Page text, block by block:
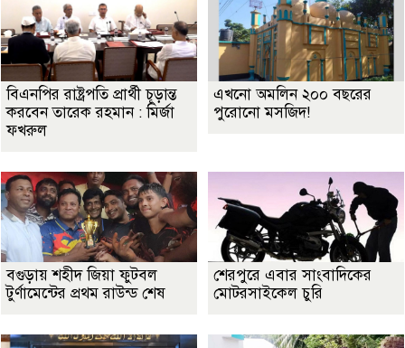
বিএনপির রাষ্ট্রপতি প্রার্থী চূড়ান্ত
করবেন তারেক রহমান : মির্জা
ফখরুল
এখনো অমলিন ২০০ বছরের
পুরোনো মসজিদ!
বগুড়ায় শহীদ জিয়া ফুটবল
টুর্ণামেন্টের প্রথম রাউন্ড শেষ
শেরপুরে এবার সাংবাদিকের
মোটরসাইকেল চুরি